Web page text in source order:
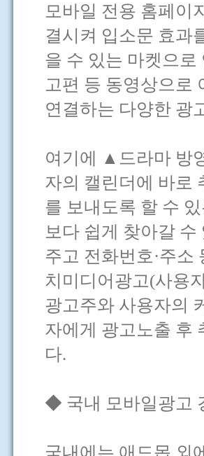
모바일 전용 홈페이
결시켜 입소문 효과
을 수 있는 마켓으
고편 등 동영상으로
연결하는 다양한 광
여기에 ▲드라마 방
자의 캘린더에 바로
를 보내도록 할 수
보다 쉽게 찾아갈
주고 전화번호·주
치미디어광고(사용
광고주와 사용자의
자에게 광고노출 후
다.
◆ 국내 모바일광고